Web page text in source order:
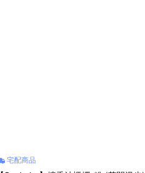
宅配商品